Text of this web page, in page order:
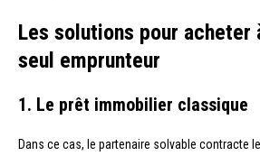
Les solutions pour acheter
seul emprunteur
1. Le prêt immobilier classique
Dans ce cas, le partenaire solvable contracte